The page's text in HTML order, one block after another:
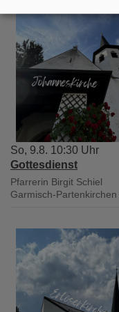
So, 9.8. 10:30 Uhr
Gottesdienst
Pfarrerin Birgit Schiel
Garmisch-Partenkirchen